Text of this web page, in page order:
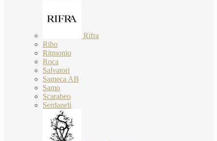
Rifra
Riho
Ritmonio
Roca
Salvatori
Sameca AB
Samo
Scarabeo
Serdaneli